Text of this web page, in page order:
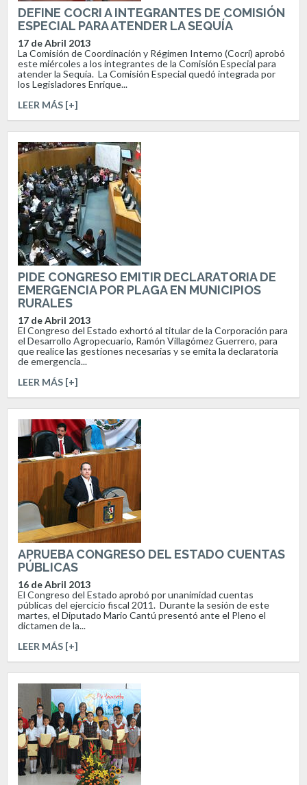
DEFINE COCRI A INTEGRANTES DE COMISIÓN
ESPECIAL PARA ATENDER LA SEQUÍA
17 de Abril 2013
La Comisión de Coordinación y Régimen Interno (Cocri) aprobó
este miércoles a los integrantes de la Comisión Especial para
atender la Sequía. La Comisión Especial quedó integrada por
los Legisladores Enrique...
LEER MÁS [+]
PIDE CONGRESO EMITIR DECLARATORIA DE
EMERGENCIA POR PLAGA EN MUNICIPIOS
RURALES
17 de Abril 2013
El Congreso del Estado exhortó al titular de la Corporación para
el Desarrollo Agropecuario, Ramón Villagómez Guerrero, para
que realice las gestiones necesarias y se emita la declaratoria
de emergencia...
LEER MÁS [+]
APRUEBA CONGRESO DEL ESTADO CUENTAS
PÚBLICAS
16 de Abril 2013
El Congreso del Estado aprobó por unanimidad cuentas
públicas del ejercicio fiscal 2011. Durante la sesión de este
martes, el Diputado Mario Cantú presentó ante el Pleno el
dictamen de la...
LEER MÁS [+]